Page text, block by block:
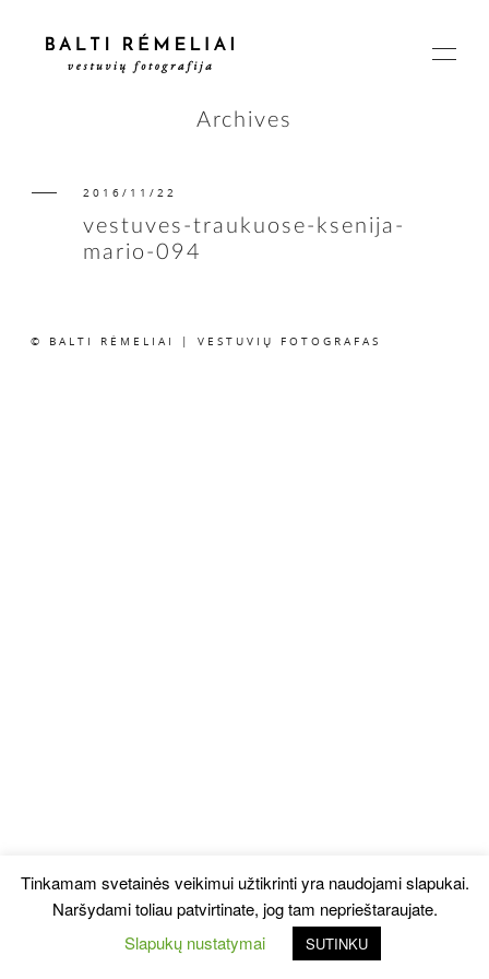
PAGRINDINIS
ISTORIJOS
Archives
2016/11/22
vestuves-traukuose-ksenija-
mario-094
© BALTI RĖMELIAI | VESTUVIŲ FOTOGRAFAS
Tinkamam svetainės veikimui užtikrinti yra naudojami slapukai.
Naršydami toliau patvirtinate, jog tam neprieštaraujate.
Slapukų nustatymai
SUTINKU